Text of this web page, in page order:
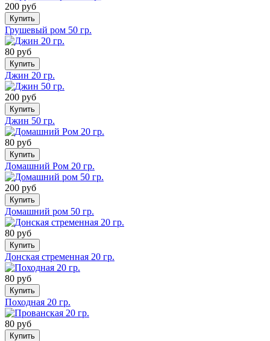
200 руб
Купить
Грушевый ром 50 гр.
80 руб
Купить
Джин 20 гр.
200 руб
Купить
Джин 50 гр.
80 руб
Купить
Домашний Ром 20 гр.
200 руб
Купить
Домашний ром 50 гр.
80 руб
Купить
Донская стременная 20 гр.
80 руб
Купить
Походная 20 гр.
80 руб
Купить